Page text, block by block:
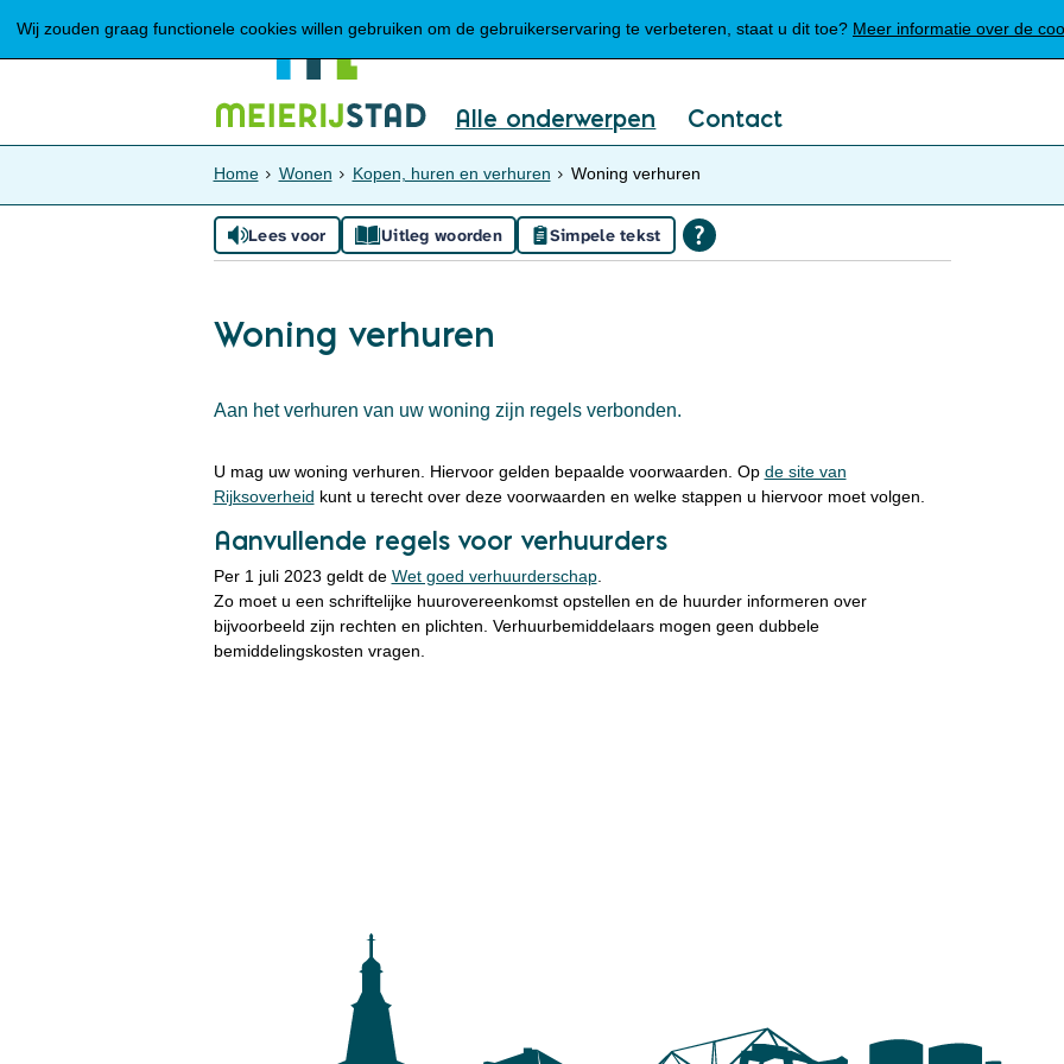
Wij zouden graag functionele cookies willen gebruiken om de gebruikerservaring te verbeteren, staat u dit toe? Meer informatie over de
Mijn Meierijstad
Alle onderwerpen Contact
Home Wonen Kopen, huren en verhuren Woning verhuren
Lees voor Uitleg woorden Simpele tekst
Woning verhuren
Aan het verhuren van uw woning zijn regels verbonden.
U mag uw woning verhuren. Hiervoor gelden bepaalde voorwaarden. Op de site van
Rijksoverheid kunt u terecht over deze voorwaarden en welke stappen u hiervoor moet volgen.
Aanvullende regels voor verhuurders
Per 1 juli 2023 geldt de Wet goed verhuurderschap.
Zo moet u een schriftelijke huurovereenkomst opstellen en de huurder informeren over
bijvoorbeeld zijn rechten en plichten. Verhuurbemiddelaars mogen geen dubbele
bemiddelingskosten vragen.